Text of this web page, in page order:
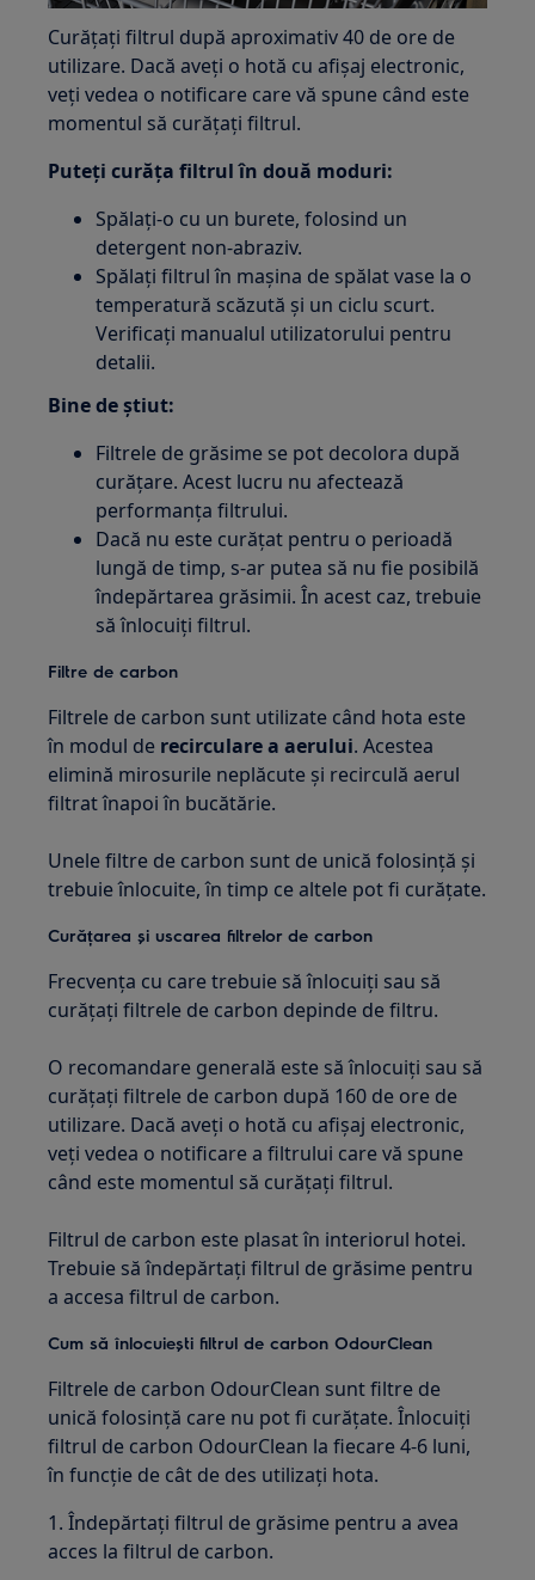
Curățați filtrul după aproximativ 40 de ore de
utilizare. Dacă aveți o hotă cu afișaj electronic,
veți vedea o notificare care vă spune când este
momentul să curățați filtrul.
Puteți curăța filtrul în două moduri:
Spălați-o cu un burete, folosind un
detergent non-abraziv.
Spălați filtrul în mașina de spălat vase la o
temperatură scăzută și un ciclu scurt.
Verificați manualul utilizatorului pentru
detalii.
Bine de știut:
Filtrele de grăsime se pot decolora după
curățare. Acest lucru nu afectează
performanța filtrului.
Dacă nu este curățat pentru o perioadă
lungă de timp, s-ar putea să nu fie posibilă
îndepărtarea grăsimii. În acest caz, trebuie
să înlocuiți filtrul.
Filtre de carbon
Filtrele de carbon sunt utilizate când hota este
în modul de recirculare a aerului. Acestea
elimină mirosurile neplăcute și recirculă aerul
filtrat înapoi în bucătărie.
Unele filtre de carbon sunt de unică folosință și
trebuie înlocuite, în timp ce altele pot fi curățate.
Curățarea și uscarea filtrelor de carbon
Frecvența cu care trebuie să înlocuiți sau să
curățați filtrele de carbon depinde de filtru.
O recomandare generală este să înlocuiți sau să
curățați filtrele de carbon după 160 de ore de
utilizare. Dacă aveți o hotă cu afișaj electronic,
veți vedea o notificare a filtrului care vă spune
când este momentul să curățați filtrul.
Filtrul de carbon este plasat în interiorul hotei.
Trebuie să îndepărtați filtrul de grăsime pentru
a accesa filtrul de carbon.
Cum să înlocuiești filtrul de carbon OdourClean
Filtrele de carbon OdourClean sunt filtre de
unică folosință care nu pot fi curățate. Înlocuiți
filtrul de carbon OdourClean la fiecare 4-6 luni,
în funcție de cât de des utilizați hota.
1. Îndepărtați filtrul de grăsime pentru a avea
acces la filtrul de carbon.